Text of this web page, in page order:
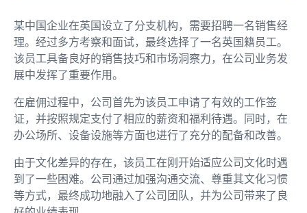
某中国企业在英国设立了分支机构，需要招聘一名销售经
理。经过多方考察和面试，最终选择了一名英国籍员工。
该员工具备良好的销售技巧和市场洞察力，在公司业务发
展中发挥了重要作用。
在雇佣过程中，公司首先为该员工申请了有效的工作签
证，并按照规定支付了相应的薪资和福利待遇。同时，在
办公场所、设备设施等方面也进行了充分的配备和改善。
由于文化差异的存在，该员工在刚开始适应公司文化时遇
到了一些困难。公司通过加强沟通交流、尊重其文化习惯
等方式，最终成功地融入了公司团队，并为公司带来了良